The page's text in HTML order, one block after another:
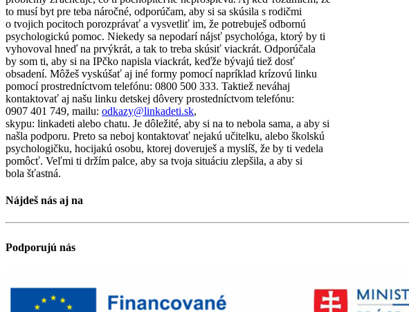
to musí byt pre teba náročné, odporúčam, aby si sa skúsila s rodičmi
o tvojich pocitoch porozprávať a vysvetliť im, že potrebuješ odbornú
psychologickú pomoc. Niekedy sa nepodarí nájsť psychológa, ktorý by ti
vyhovoval hneď na prvýkrát, a tak to treba skúsiť viackrát. Odporúčala
by som ti, aby si na IPčko napisla viackrát, keďže bývajú tiež dosť
obsadení. Môžeš vyskúšať aj iné formy pomocí napríklad krízovú linku
pomocí prostredníctvom telefónu: 0800 500 333. Tak­tiež neváhaj
kontaktovať aj našu linku detskej dôvery prostedníctvom telefónu:
0907 401 749, mailu: odkazy@linkadeti.sk,
skypu: linkadeti alebo chatu. Je dôležité, aby si na to nebola sama, a aby si
našla podporu. Preto sa neboj kontaktovať nejakú učitelku, alebo školskú
psychologičku, hocijakú osobu, ktorej doveruješ a myslíš, že by ti vedela
pomôcť. Veľmi ti držím palce, aby sa tvoja situáciu zlepšila, a aby si
bola šťastná.
Nájdeš nás aj na
Podporujú nás